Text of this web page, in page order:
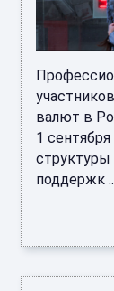
валют в
1
структуры
поддержк